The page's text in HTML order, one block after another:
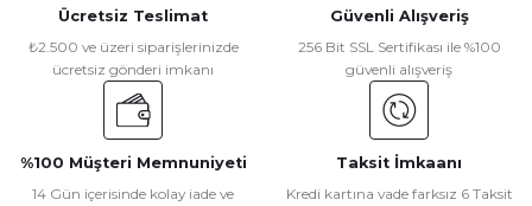
Ürün resmi kalitesiz, bozuk veya görüntülenemiyor.
Ürün açıklamasında eksik bilgiler bulunuyor.
Ürün bilgilerinde hatalar bulunuyor.
Ürün fiyatı diğer sitelerden daha pahalı.
Ücretsiz Teslimat
₺2.500 ve üzeri siparişlerinizde
ücretsiz gönderi imkanı
Güvenli Alışveriş
256 Bit SSL Sertifikası ile %100
güvenli alışveriş
%100 Müşteri Memnuniyeti
14 Gün içerisinde kolay iade ve
Taksit İmkaanı
Kredi kartına vade farksız 6 Taksit